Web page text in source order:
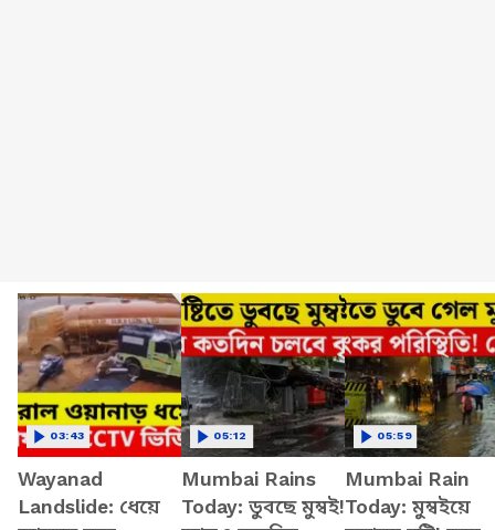
Wayanad
Landslide: ধেয়ে
03:43
Mumbai Rains
Today: ডুবছে মুম্বই!
05:12
Mumbai Rain
Today: মুম্বইয়ে
05:59